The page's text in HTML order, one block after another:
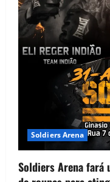
Soldiers Arena
Soldiers Arena fará